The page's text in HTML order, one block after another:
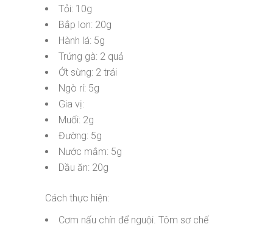
Tỏi: 10g
Bắp lon: 20g
Hành lá: 5g
Trứng gà: 2 quả
Ớt sừng: 2 trái
Ngò rí: 5g
Gia vị:
Muối: 2g
Đường: 5g
Nước mắm: 5g
Dầu ăn: 20g
Cách thực hiện:
Cơm nấu chín để nguội. Tôm sơ chế